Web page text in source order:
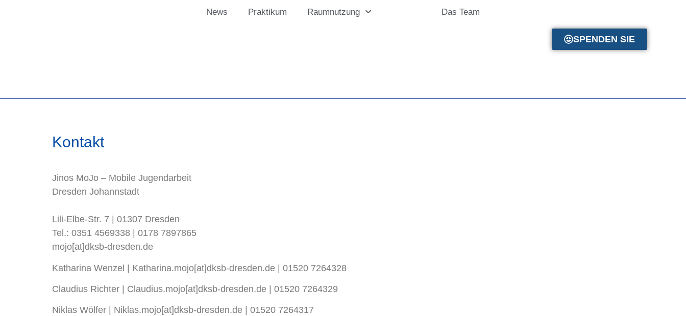
News Praktikum Raumnutzung Das Team
SPENDEN SIE
Kontakt
Jinos MoJo – Mobile Jugendarbeit
Dresden Johannstadt
Lili-Elbe-Str. 7 | 01307 Dresden
Tel.: 0351 4569338 | 0178 7897865
mojo[at]dksb-dresden.de
Katharina Wenzel | Katharina.mojo[at]dksb-dresden.de | 01520 7264328
Claudius Richter | Claudius.mojo[at]dksb-dresden.de | 01520 7264329
Niklas Wölfer | Niklas.mojo[at]dksb-dresden.de | 01520 7264317